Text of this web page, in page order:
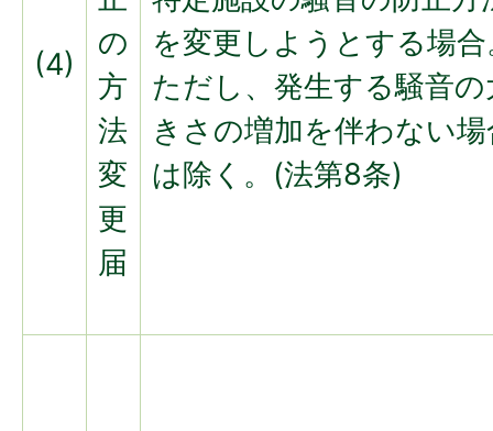
(4)
の
方
法
変
更
届
を変更しようとする場合
ただし、発生する騒音の
きさの増加を伴わない
は除く。(法第8条)